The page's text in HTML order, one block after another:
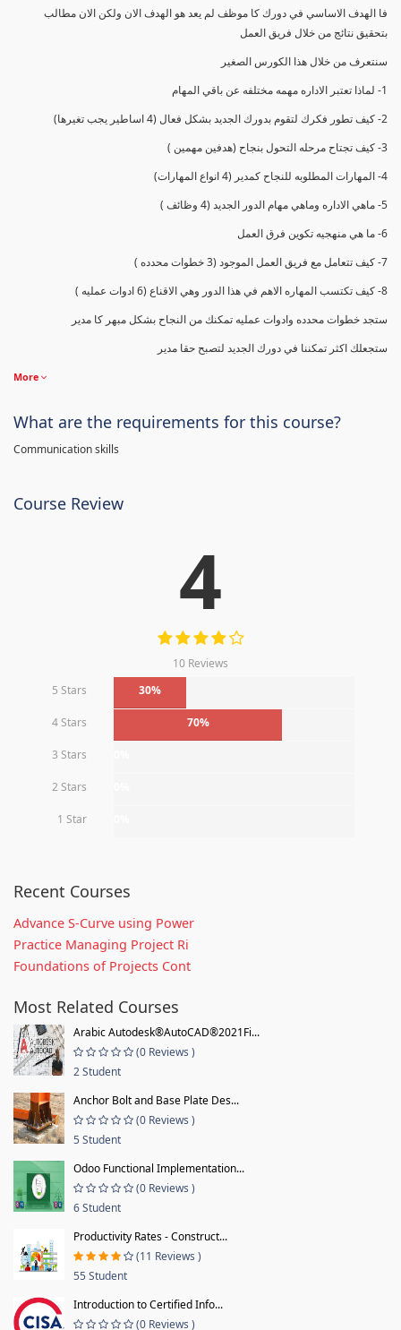
فا الهدف الاساسي في دورك كا موظف لم يعد هو الهدف الان ولكن الان مطالب
بتحقيق نتائج من خلال فريق العمل
سنتعرف من خلال هذا الكورس الصغير
1- لماذا تعتبر الاداره مهمه مختلفه عن باقي المهام
2- كيف تطور فكرك لتقوم بدورك الجديد بشكل فعال (4 اساطير يجب تغيرها)
3- كيف تجتاح مرحله التحول بنجاح (هدفين مهمين )
4- المهارات المطلوبه للنجاح كمدير (4 انواع المهارات)
5- ماهي الاداره وماهي مهام الدور الجديد (4 وظائف )
6- ما هي منهجيه تكوين فرق العمل
7- كيف تتعامل مع فريق العمل الموجود (3 خطوات محدده )
8- كيف تكتسب المهاره الاهم في هذا الدور وهي الاقناع (6 ادوات عمليه )
ستجد خطوات محدده وادوات عمليه تمكنك من النجاح بشكل مبهر كا مدير
ستجعلك اكثر تمكننا في دورك الجديد لتصبح حقا مدير
More
What are the requirements for this course?
Communication skills
Course Review
4
10 Reviews
5 Stars
30%
4 Stars 70%
3 Stars
2 Stars
1 Star
Recent Courses
Advance S-Curve using Power
Practice Managing Project Ri
Foundations of Projects Cont
Most Related Courses
Arabic Autodesk®AutoCAD®2021Fi...
(0 Reviews )
2 Student
Anchor Bolt and Base Plate Des...
(0 Reviews )
5 Student
Odoo Functional Implementation...
(0 Reviews )
6 Student
Productivity Rates - Construct...
(11 Reviews )
55 Student
Introduction to Certified Info...
(0 Reviews )